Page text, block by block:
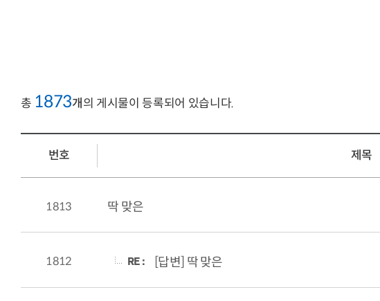
총 1873개의 게시물이 등록되어 있습니다.
번호 제목
1813 딱 맞은
1812 RE : [답변] 딱 맞은